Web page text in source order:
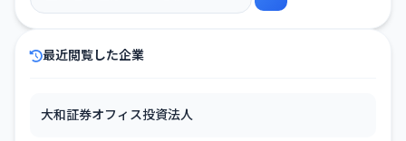
最近閲覧した企業
大和証券オフィス投資法人